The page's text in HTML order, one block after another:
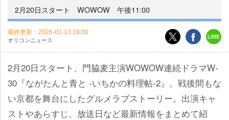
2月20日スタート WOWOW 午後11:00
最終更新： 2026-01-13 19:00
オリコンニュース
2月20日スタート、門脇麦主演WOWOW連続ドラマW-
30『ながたんと青と -いちかの料理帖-2』。戦後間もな
い京都を舞台にしたグルメラブストーリー。出演キャ
ストやあらすじ、放送日など最新情報をまとめて紹